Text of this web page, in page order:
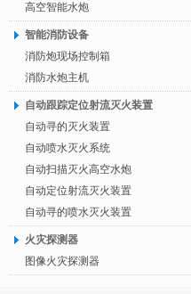
高空智能水炮
智能消防设备
消防炮现场控制箱
消防水炮主机
自动跟踪定位射流灭火装置
自动寻的灭火装置
自动喷水灭火系统
自动扫描灭火高空水炮
自动定位射流灭火装置
自动寻的喷水灭火装置
火灾探测器
图像火灾探测器